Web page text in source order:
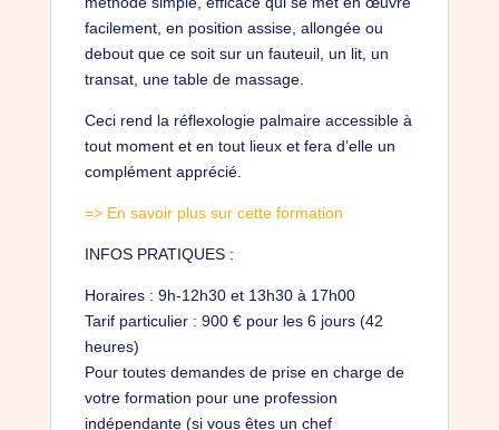
facilement, en position assise, allongée ou
debout que ce soit sur un fauteuil, un lit, un
transat, une table de massage.
Ceci rend la réflexologie palmaire accessible à
tout moment et en tout lieux et fera d’elle un
complément apprécié.
=> En savoir plus sur cette formation
INFOS PRATIQUES :
Horaires : 9h-12h30 et 13h30 à 17h00
Tarif particulier : 900 € pour les 6 jours (42
heures)
Pour toutes demandes de prise en charge de
votre formation pour une profession
indépendante (si vous êtes un chef